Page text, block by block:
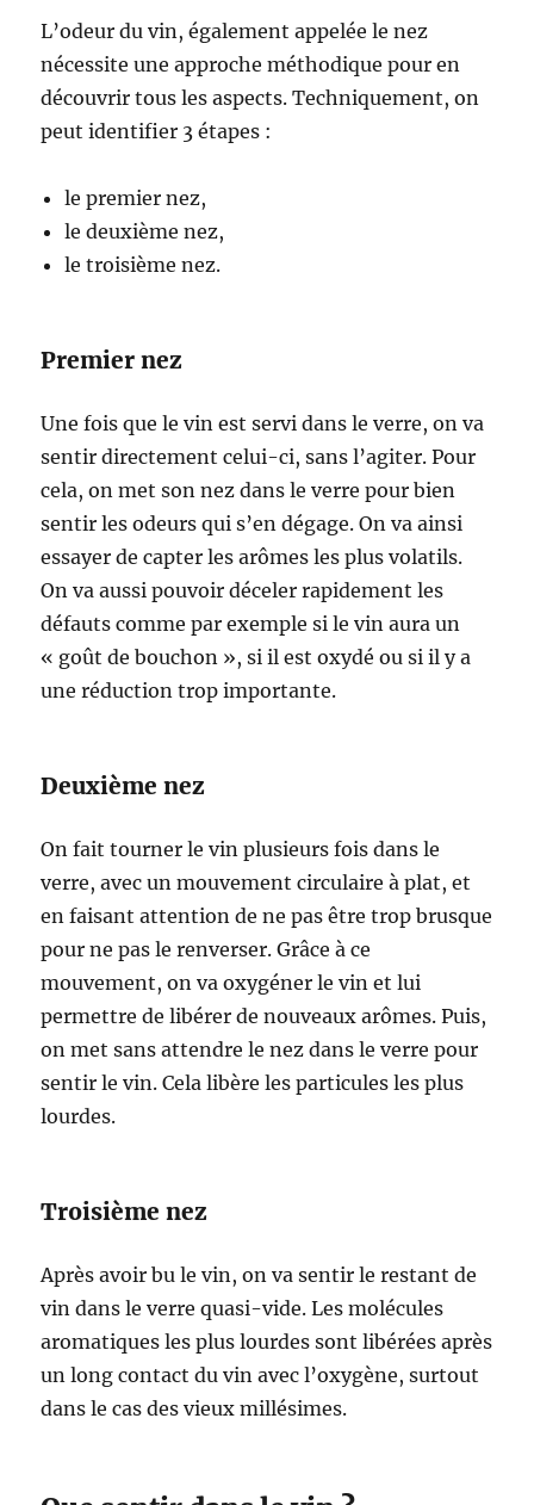
L’odeur du vin, également appelée le nez
nécessite une approche méthodique pour en
découvrir tous les aspects. Techniquement, on
peut identifier 3 étapes :
le premier nez,
le deuxième nez,
le troisième nez.
Premier nez
Une fois que le vin est servi dans le verre, on va
sentir directement celui-ci, sans l’agiter. Pour
cela, on met son nez dans le verre pour bien
sentir les odeurs qui s’en dégage. On va ainsi
essayer de capter les arômes les plus volatils.
On va aussi pouvoir déceler rapidement les
défauts comme par exemple si le vin aura un
« goût de bouchon », si il est oxydé ou si il y a
une réduction trop importante.
Deuxième nez
On fait tourner le vin plusieurs fois dans le
verre, avec un mouvement circulaire à plat, et
en faisant attention de ne pas être trop brusque
pour ne pas le renverser. Grâce à ce
mouvement, on va oxygéner le vin et lui
permettre de libérer de nouveaux arômes. Puis,
on met sans attendre le nez dans le verre pour
sentir le vin. Cela libère les particules les plus
lourdes.
Troisième nez
Après avoir bu le vin, on va sentir le restant de
vin dans le verre quasi-vide. Les molécules
aromatiques les plus lourdes sont libérées après
un long contact du vin avec l’oxygène, surtout
dans le cas des vieux millésimes.